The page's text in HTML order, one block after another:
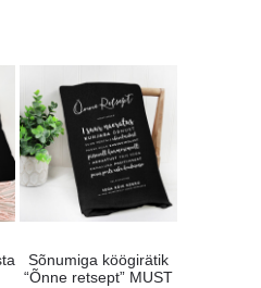
Sõnumiga köögirätik
“Õnne retsept” MUST